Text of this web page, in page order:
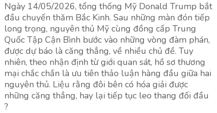
Ngày 14/05/2026, tổng thống Mỹ Donald Trump bắt
đầu chuyến thăm Bắc Kinh. Sau những màn đón tiếp
long trọng, nguyên thủ Mỹ cùng đồng cấp Trung
Quốc Tập Cận Bình bước vào những vòng đàm phán,
được dự báo là căng thẳng, về nhiều chủ đề. Tuy
nhiên, theo nhận định từ giới quan sát, hồ sơ thương
mại chắc chắn là ưu tiên thảo luận hàng đầu giữa hai
nguyên thủ. Liệu rằng đôi bên có hóa giải được
những căng thẳng, hay lại tiếp tục leo thang đối đầu
?